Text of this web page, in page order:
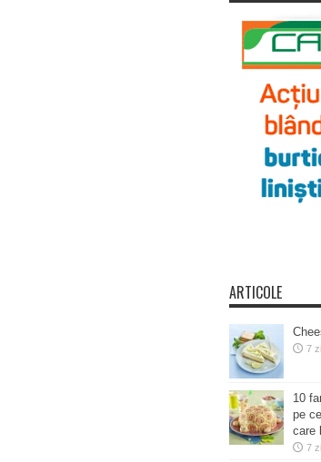
ARTICOLE
7
10
pe
care
7